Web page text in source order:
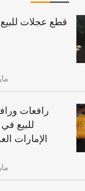
8 قطع عجلات
23
رافعات
الإمارات
23